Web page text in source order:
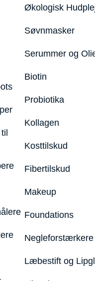
Økologisk
Søvnmasker
Serummer og
Biotin
Probiotika
Kollagen
Kosttilskud
Fibertilskud
Makeup
Foundations
Negleforstærkere
Læbestift og